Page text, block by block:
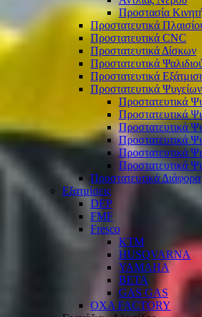
Προστασία
Προστατευτικά
Προστατευτικά CNC
Προστατευτικά Δίσκων
Προστατευτικά
Προστατευτικά
Προστατευτικά Ψυγείων
Προστατευτικά
Προστατευτικά
Προστατευτικά
Προστατευτικά
Προστατευτικά
Προστατευτικά
Προστατευτικά Διάφορα
Εξατμίσεις
DEP
FMF
Fresco
KTM
HUSQVARNA
YAMAHA
BETA
GAS GAS
OXA FACTORY